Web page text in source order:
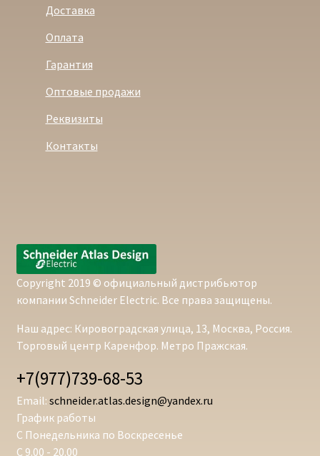
Доставка
Оплата
Гарантия
Оптовые продажи
Реквизиты
Контакты
Copyright 2019 © официальный дистрибьютор
компании Schneider Electric. Все права защищены.
Наш адрес: Кировоградская улица, 13, Москва, Россия.
Торговый центр Каренфор. Метро Пражская.
+7(977)739-68-53
Email: schneider.atlas.design@yandex.ru
График работы
С Понедельника по Воскресенье
С 9.00 - 20.00